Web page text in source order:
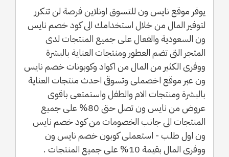
يوفر موقع نايس ون للتسوق اونلاين فرصة لن تتكرر
لتوفير المال من خلال استخدامك الى كود خصم نايس
ون السعودية والفعال على جميع المنتجات لدى
المتجر التى تضم العطور ومنتجات العناية بالبشرة
ووفرى الكثير من المال من اكواد وكوبونات خصم نايس
ون عبر موقع اخصملى وتسوقى احدث منتجات العناية
بالبشرة ومنتجات الام والطفل واستمتعى باقوى
عروض من نايس ون تصل حتى 80% على جميع
المنتجات الى جانب الخصومات من كود خصم نايس
ون اول طلب - استعملى كوبون خصم نايس ون
ووفرى المال بقيمة 10% على جميع المنتجات .